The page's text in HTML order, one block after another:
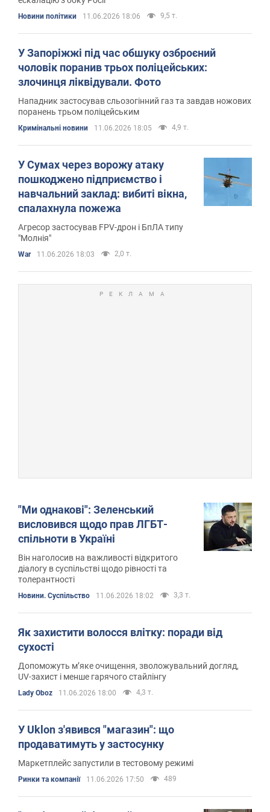
Новини політики 11.06.2026 18:06 9,5 т.
У Запоріжжі під час обшуку озброєний
чоловік поранив трьох поліцейських:
злочинця ліквідували. Фото
Нападник застосував сльозогінний газ та завдав ножових
поранень трьом поліцейським
Кримінальні новини 11.06.2026 18:05 4,9 т.
У Сумах через ворожу атаку
пошкоджено підприємство і
навчальний заклад: вибиті вікна,
спалахнула пожежа
Агресор застосував FPV-дрон і БпЛА типу
"Молнія"
War 11.06.2026 18:03 2,0 т.
"Ми однакові": Зеленський
висловився щодо прав ЛГБТ-
спільноти в Україні
Він наголосив на важливості відкритого
діалогу в суспільстві щодо рівності та
толерантності
Новини. Суспільство 11.06.2026 18:02 3,3 т.
Як захистити волосся влітку: поради від
сухості
Допоможуть м’яке очищення, зволожувальний догляд,
UV-захист і менше гарячого стайлінгу
Lady Oboz 11.06.2026 18:00 4,3 т.
У Uklon з'явився "магазин": що
продаватимуть у застосунку
Маркетплейс запустили в тестовому режимі
Ринки та компанії 11.06.2026 17:50 489